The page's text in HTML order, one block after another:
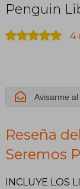
Penguin
4
Avisarme
Reseña
Seremos
INCLUYE LOS